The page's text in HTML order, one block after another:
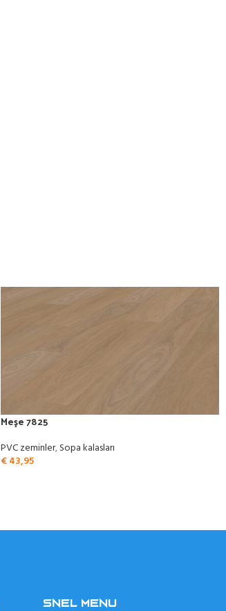
Meşe 7825
PVC zeminler,Sopa kalasları
€43,95
SNEL MENU